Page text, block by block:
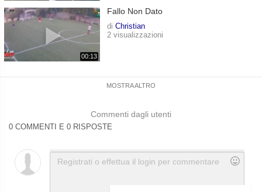
00:13
Fallo Non Dato
di Christian
2 visualizzazioni
MOSTRA ALTRO
Commenti dagli utenti
0 COMMENTI E 0 RISPOSTE